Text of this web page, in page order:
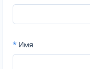
* Имя